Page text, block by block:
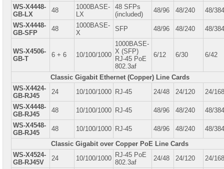
WS-X4448-
GB-LX
48
1000BASE-
LX
48 SFPs
(included)
48/96 48/240
48/384
WS-X4448-
GB-SFP
48
1000BASE-
X
SFP 48/96 48/240 48/384
WS-X4506-
GB-T
6 + 6 10/100/1000
1000BASE-
X (SFP)
RJ-45 PoE
802.3af
6/12 6/30 6/42
Classic Gigabit Ethernet (Copper) Line Cards
WS-X4424-
GB-RJ45
24 10/100/1000 RJ-45 24/48 24/120
24/168
WS-X4448-
GB-RJ45
48 10/100/1000 RJ-45 48/96 48/240
48/384
WS-X4548-
GB-RJ45
48 10/100/1000 RJ-45 48/96 48/240
48/384
Classic Gigabit over Copper PoE Line Cards
WS-X4524-
GB-RJ45V
24 10/100/1000
RJ-45 PoE
802.3af
24/48 24/120
24/168